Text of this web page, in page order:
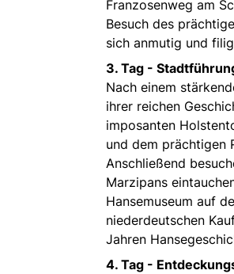
Franzosenweg am
Besuch des
sich anmutig und
3. Tag -
Nach einem
ihrer reichen
imposanten
und dem prächtigen
Anschließend
Marzipans
Hansemuseum auf
niederdeutschen
Jahren
4. Tag -